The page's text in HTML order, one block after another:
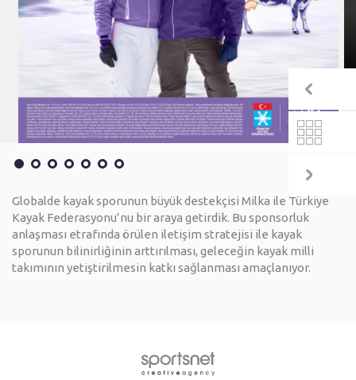
Globalde kayak sporunun büyük destekçisi Milka ile Türkiye
Kayak Federasyonu’nu bir araya getirdik. Bu sponsorluk
anlaşması etrafında örülen iletişim stratejisi ile kayak
sporunun bilinirliğinin arttırılması, geleceğin kayak milli
takımının yetiştirilmesin katkı sağlanması amaçlanıyor.
Sonraki
Tümü
Önceki